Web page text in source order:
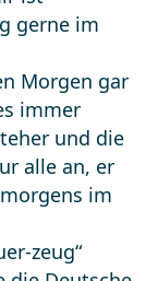
gerne im
Morgen gar
immer
und die
alle an, er
im
zeug“